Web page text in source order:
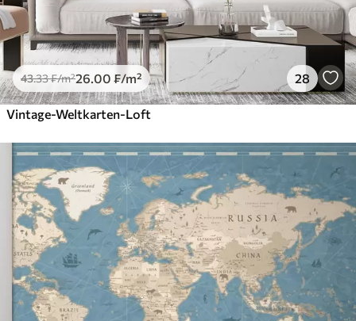
43.33₣/m²26 .00 ₣/m² 28
Vintage-Weltkarten-Loft